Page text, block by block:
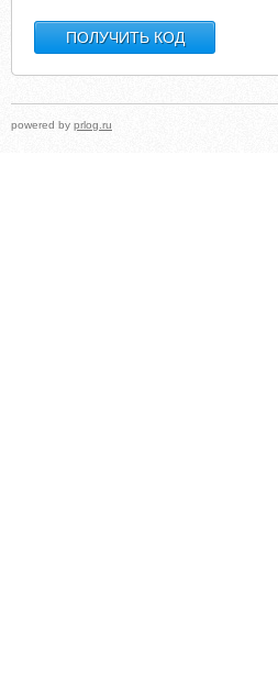
powered by prlog.ru